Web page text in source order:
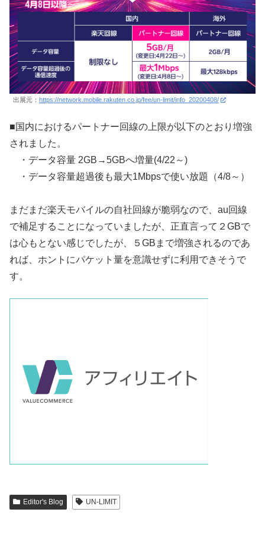
出展元： https://network.mobile.rakuten.co.jp/fee/un-limit/info_20200408/
■国内におけるパートナー回線の上限が以下のとおり増強
されました。
・データ容量 2GB→5GBへ増量(4/22～)
・データ容量超過後も最大1Mbpsで使い放題（4/8～）
まだまだ楽天モバイルの自社回線が脆弱なので、au回線
で補足することになっていましたが、正直言って２GBで
は心もとない感じでしたが、５GBまで増強されるのであ
れば、ホントにパケット量を意識せずに利用できそうで
す。
Editor's Blog UN-LIMIT